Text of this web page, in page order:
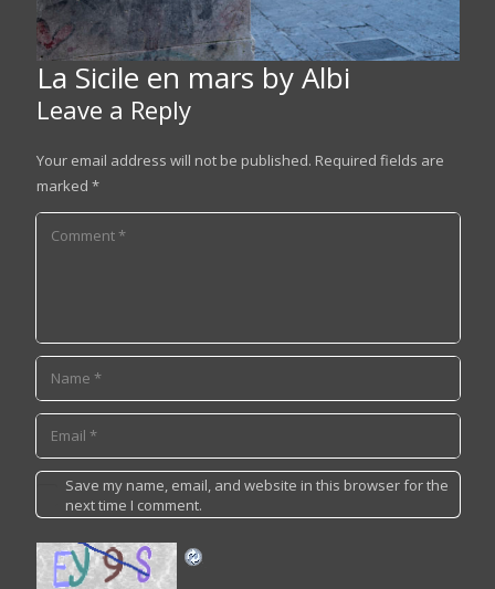
La Sicile en mars by Albi
Leave a Reply
Your email address will not be published. Required fields are
marked *
Save my name, email, and website in this browser for the
next time I comment.